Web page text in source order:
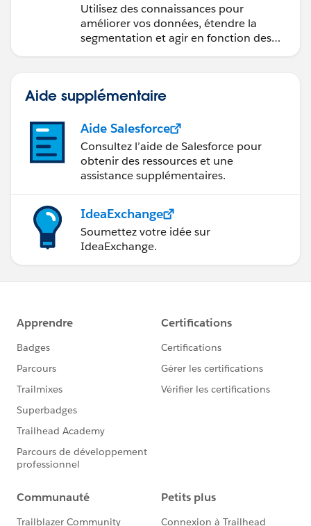
Utilisez des connaissances pour
améliorer vos données, étendre la
segmentation et agir en fonction des
données.
Aide supplémentaire
Aide Salesforce
Consultez l’aide de Salesforce pour
obtenir des ressources et une
assistance supplémentaires.
IdeaExchange
Soumettez votre idée sur
IdeaExchange.